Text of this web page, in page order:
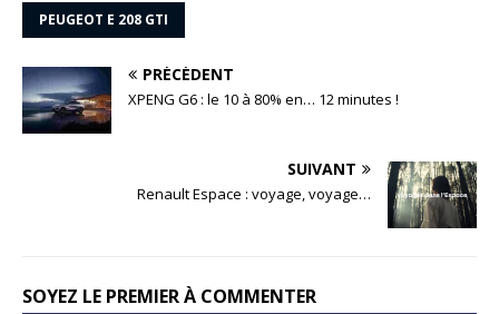
PEUGEOT E 208 GTI
PRÉCÉDENT
XPENG G6 : le 10 à 80% en… 12 minutes !
SUIVANT
Renault Espace : voyage, voyage…
SOYEZ LE PREMIER À COMMENTER